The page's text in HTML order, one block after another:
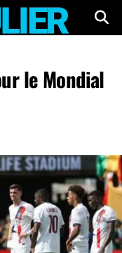
le Mondial